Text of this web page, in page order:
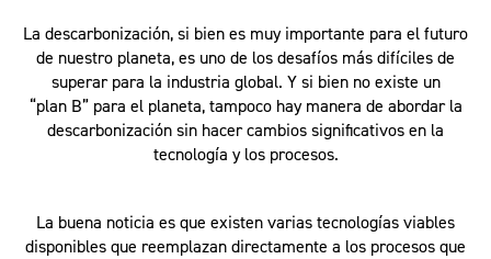
La descarbonización, si bien es muy importante para el futuro
de nuestro planeta, es uno de los desafíos más difíciles de
superar para la industria global. Y si bien no existe un
“plan B” para el planeta, tampoco hay manera de abordar la
descarbonización sin hacer cambios significativos en la
tecnología y los procesos.
La buena noticia es que existen varias tecnologías viables
disponibles que reemplazan directamente a los procesos que